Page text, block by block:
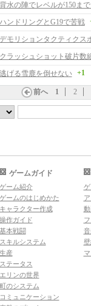
背水の陣でレベルが150ま
ハンドリングとG19で苦戦
デモリションタクティクス
クラッシュショット破片数
逃げる雪鹿を倒せない +1
前へ 1 2
ゲームガイド
ゲーム紹介
ゲームのはじめかた
キャラクター作成
操作ガイド
基本戦闘
スキルシステム
生産
ステータス
エリンの世界
町のシステム
コミュニケーション